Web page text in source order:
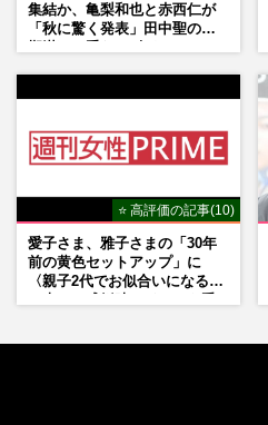
集結か、亀梨和也と赤西仁が
「秋に驚く発表」田中聖の刑
⭐ 高評価の記事(10)
愛子さま、雅子さまの「30年
前の黄色セットアップ」に
〈親子2代でお似合いになる〉